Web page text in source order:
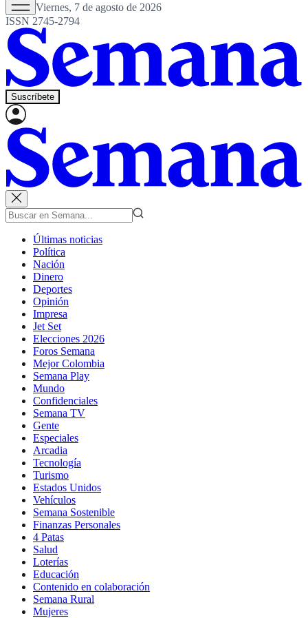
Viernes, 7 de agosto de 2026
ISSN 2745-2794
Suscríbete
Últimas noticias
Política
Nación
Dinero
Deportes
Opinión
Impresa
Jet Set
Elecciones 2026
Foros Semana
Mejor Colombia
Semana Play
Mundo
Confidenciales
Semana TV
Gente
Especiales
Arcadia
Tecnología
Turismo
Estados Unidos
Vehículos
Semana Sostenible
Finanzas Personales
4 Patas
Salud
Loterías
Educación
Contenido en colaboración
Semana Rural
Mujeres